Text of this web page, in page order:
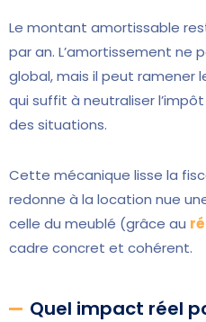
Le montant amortissable
par an. L’amortissement ne
global, mais il peut ramener
qui suffit à neutraliser
des situations.
Cette mécanique lisse la
redonne à la location nue
celle du meublé (grâce au
cadre concret et cohérent.
Quel impact réel